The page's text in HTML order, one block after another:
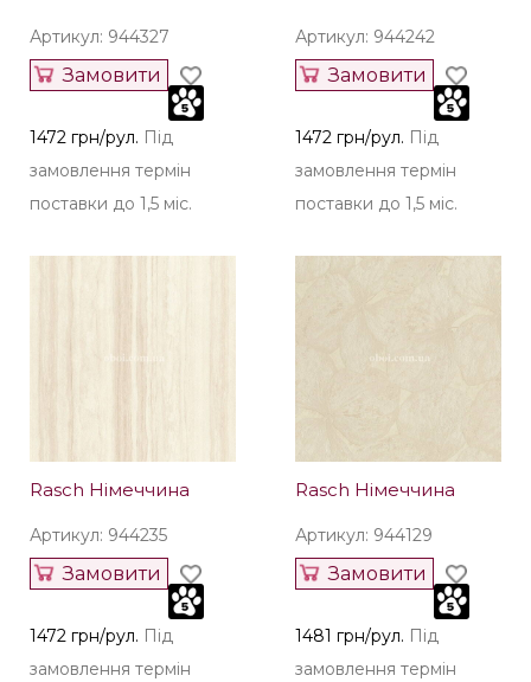
Артикул: 944327
Замовити
1472 грн/рул. Під
замовлення термін
поставки до 1,5 міс.
Артикул: 944242
Замовити
1472 грн/рул. Під
замовлення термін
поставки до 1,5 міс.
Rasch Німеччина
Артикул: 944235
Замовити
1472 грн/рул. Під
замовлення термін
Rasch Німеччина
Артикул: 944129
Замовити
1481 грн/рул. Під
замовлення термін